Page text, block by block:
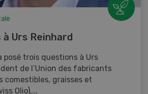
Urs Reinhard
posé trois questions à Urs
de l’Union des fabricants
comestibles, graisses et
Olio),...